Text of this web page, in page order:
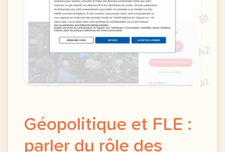
B1
A2
A1
Géopolitique et FLE :
parler du rôle des